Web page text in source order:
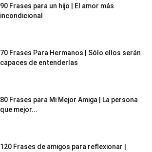
90 Frases para un hijo | El amor más
incondicional
70 Frases Para Hermanos | Sólo ellos serán
capaces de entenderlas
80 Frases para Mi Mejor Amiga | La persona
que mejor...
120 Frases de amigos para reflexionar |